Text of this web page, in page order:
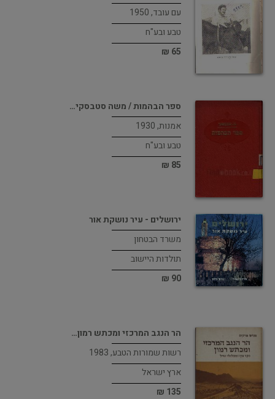
עם עובד, 1950
טבע ובע"ח
65 ₪
ספר הבהמות / משה סטבסקי…
אמנות, 1930
טבע ובע"ח
85 ₪
ירושלים - עיר נושקת אור
משרד הבטחון
תולדות היישוב
90 ₪
הר הנגב המרכזי ומכתש רמון…
רשות שמורות הטבע, 1983
ארץ ישראל
135 ₪